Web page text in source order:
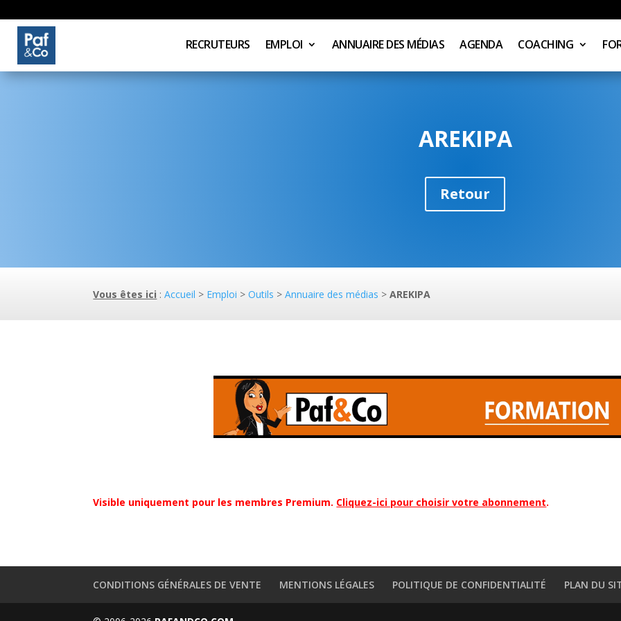
RECRUTEURS EMPLOI ANNUAIRE DES MÉDIAS AGENDA COACHING
AREKIPA
Retour
Vous êtes ici :Accueil > Emploi >Outils >Annuaire des médias >AREKIPA
Visible uniquement pour les membres Premium. Cliquez-ici pour choisir votre abonnement.
CONDITIONS GÉNÉRALES DE VENTE MENTIONS LÉGALES POLITIQUE DE CONFIDENTIALITÉ PLAN DU